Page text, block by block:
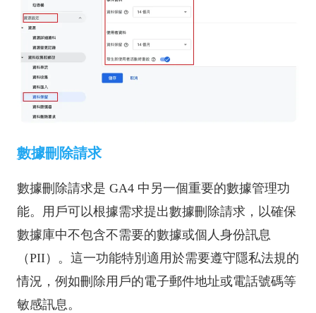
數據刪除請求
數據刪除請求是 GA4 中另一個重要的數據管理功
能。用戶可以根據需求提出數據刪除請求，以確保
數據庫中不包含不需要的數據或個人身份訊息
（PII）。這一功能特別適用於需要遵守隱私法規的
情況，例如刪除用戶的電子郵件地址或電話號碼等
敏感訊息。